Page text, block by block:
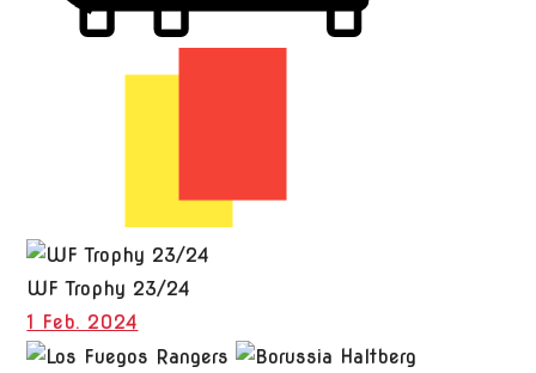
WF Trophy 23/24
1 Feb. 2024